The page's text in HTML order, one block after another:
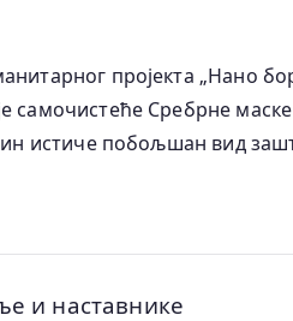
пројекта „Нано
Сребрне
истиче побољшан вид
и наставнике